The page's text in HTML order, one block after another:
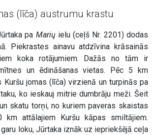
(līča) austrumu krastu
pa Marių ielu (ceļš Nr. 2201) dodas
Piekrastes ainavu atdzīvina krāsainās
koka rotājumiem. Dažās no tām ir
un ēdināšanas vietas. Pēc 5 km
Kuršu jomas (līča) virzienā un turpinās pa
ko ieskauj mitrie dumbrāju meži. Šeit
skatu torņi, no kuriem paveras skaistas
km attālajiem Kuršu kāpas smiltājiem.
loku, Jūrtaka iznāk uz iepriekšējā ceļa